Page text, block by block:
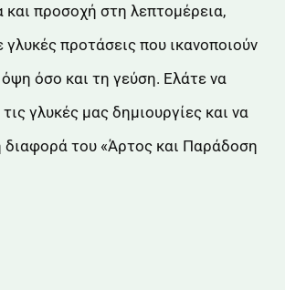
και προσοχή στη λεπτομέρεια,
προτάσεις που ικανοποιούν
όσο και τη γεύση. Ελάτε να
γλυκές μας δημιουργίες και να
διαφορά του «Άρτος και Παράδοση